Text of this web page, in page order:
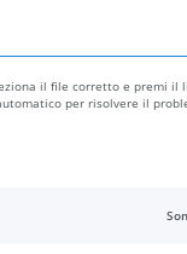
il file corretto e premi il
per risolvere il